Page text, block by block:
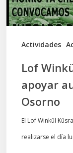
Actividades
en
Juzgado
Lof
apoyar
Osorno
El Lof Winkül
realizarse el día